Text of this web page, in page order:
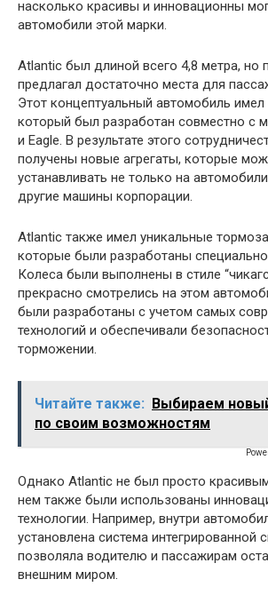
насколько красивы и инновационны
автомобили этой марки.
Atlantic был длиной всего 4,8 метра, но
предлагал достаточно места для
Этот концептуальный автомобиль имел
который был разработан совместно с
и Eagle. В результате этого
получены новые агрегаты, которые
устанавливать не только на
другие машины корпорации.
Atlantic также имел уникальные
которые были разработаны
Колеса были выполнены в стиле
прекрасно смотрелись на этом
были разработаны с учетом самых
технологий и обеспечивали
торможении.
Читайте также:
Выбираем
по своим возможностям
Однако Atlantic не был просто
нем также были использованы
технологии. Например, внутри
установлена система интегрированной
позволяла водителю и пассажирам
внешним миром.